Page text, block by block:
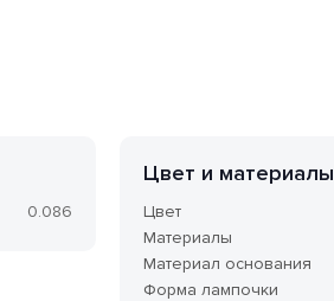
0.086
Цвет и материалы
Цвет
Материалы
Материал основания
Форма лампочки